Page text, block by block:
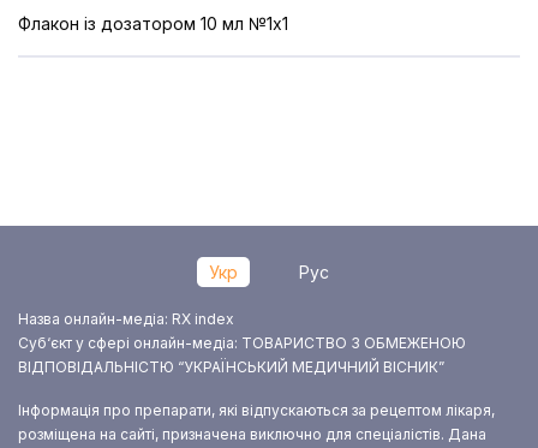
Флакон із дозатором 10 мл №1x1
Укр Рус
Назва онлайн-медіа: RX index
Суб‘єкт у сфері онлайн-медіа: ТОВАРИСТВО З ОБМЕЖЕНОЮ
ВІДПОВІДАЛЬНІСТЮ “УКРАЇНСЬКИЙ МЕДИЧНИЙ ВІСНИК”
Інформація про препарати, які відпускаються за рецептом лікаря,
розміщена на сайті, призначена виключно для спеціалістів. Дана